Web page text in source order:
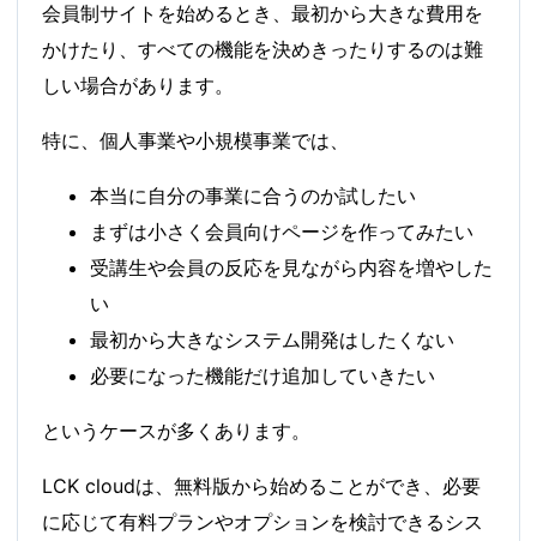
会員制サイトを始めるとき、最初から大きな費用を
かけたり、すべての機能を決めきったりするのは難
しい場合があります。
特に、個人事業や小規模事業では、
本当に自分の事業に合うのか試したい
まずは小さく会員向けページを作ってみたい
受講生や会員の反応を見ながら内容を増やした
い
最初から大きなシステム開発はしたくない
必要になった機能だけ追加していきたい
というケースが多くあります。
LCK cloudは、無料版から始めることができ、必要
に応じて有料プランやオプションを検討できるシス